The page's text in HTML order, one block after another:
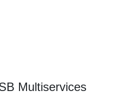
Multiservices